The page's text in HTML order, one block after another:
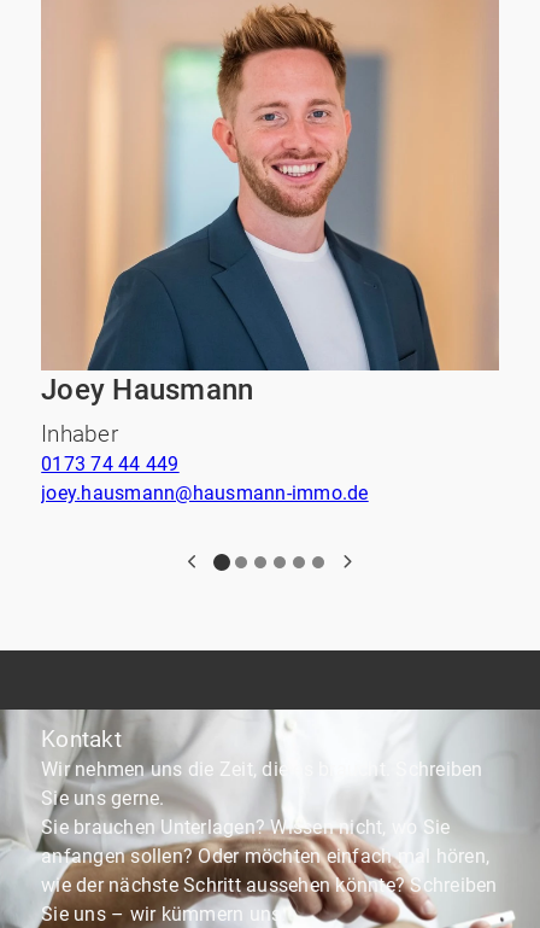
Joey Hausmann
Inhaber
0173 74 44 449
joey.hausmann@hausmann-immo.de
Kontakt
Wir nehmen uns die Zeit, die es braucht. Schreiben
Sie uns gerne.
Sie brauchen Unterlagen? Wissen nicht, wo Sie
anfangen sollen? Oder möchten einfach mal hören,
wie der nächste Schritt aussehen könnte? Schreiben
Sie uns – wir kümmern uns.